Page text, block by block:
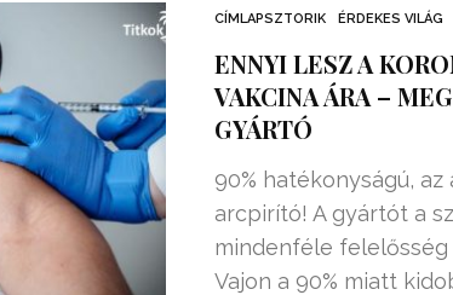
CÍMLAPSZTORIK ÉRDEKES VILÁG
ENNYI LESZ A
VAKCINA ÁRA –
GYÁRTÓ
90% hatékonyságú, az
arcpirító! A gyártót a
mindenféle
Vajon a 90% miatt
99,13%-OS HATÉKONYSÁGGAL
NULLÁZZA AZ ÁRAMSZÁMLÁT
EZ A MOTOR!